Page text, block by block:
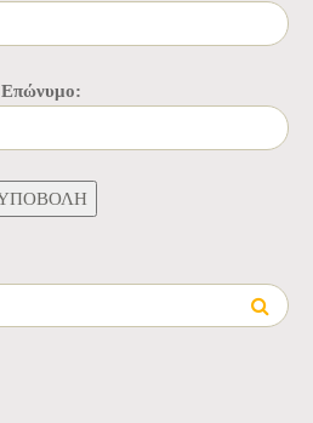
Επώνυμο: